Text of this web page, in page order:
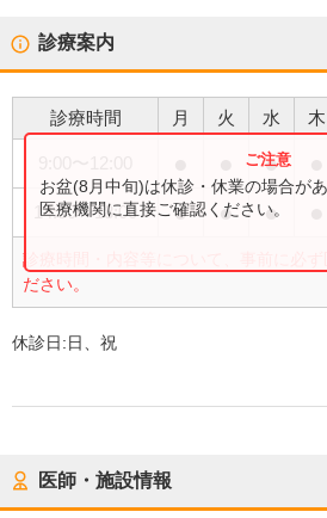
診療案内
診療時間 月 火 水 木
●
14:30〜18:00 ● ● ●
診療時間・内容等について、事前に必ず
ださい。
お盆(8月中旬)は休診・休業の場合が
医療機関に直接ご確認ください。
休診日:日、祝
医師・施設情報